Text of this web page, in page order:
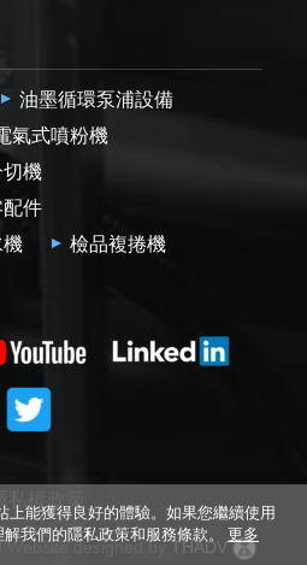
油墨循環泵浦設備
氣式噴粉機
機
件
機
檢品複捲機
designed byTHADV
上能獲得良好的體驗。如果您繼續使用
我們的隱私政策和服務條款。 更多